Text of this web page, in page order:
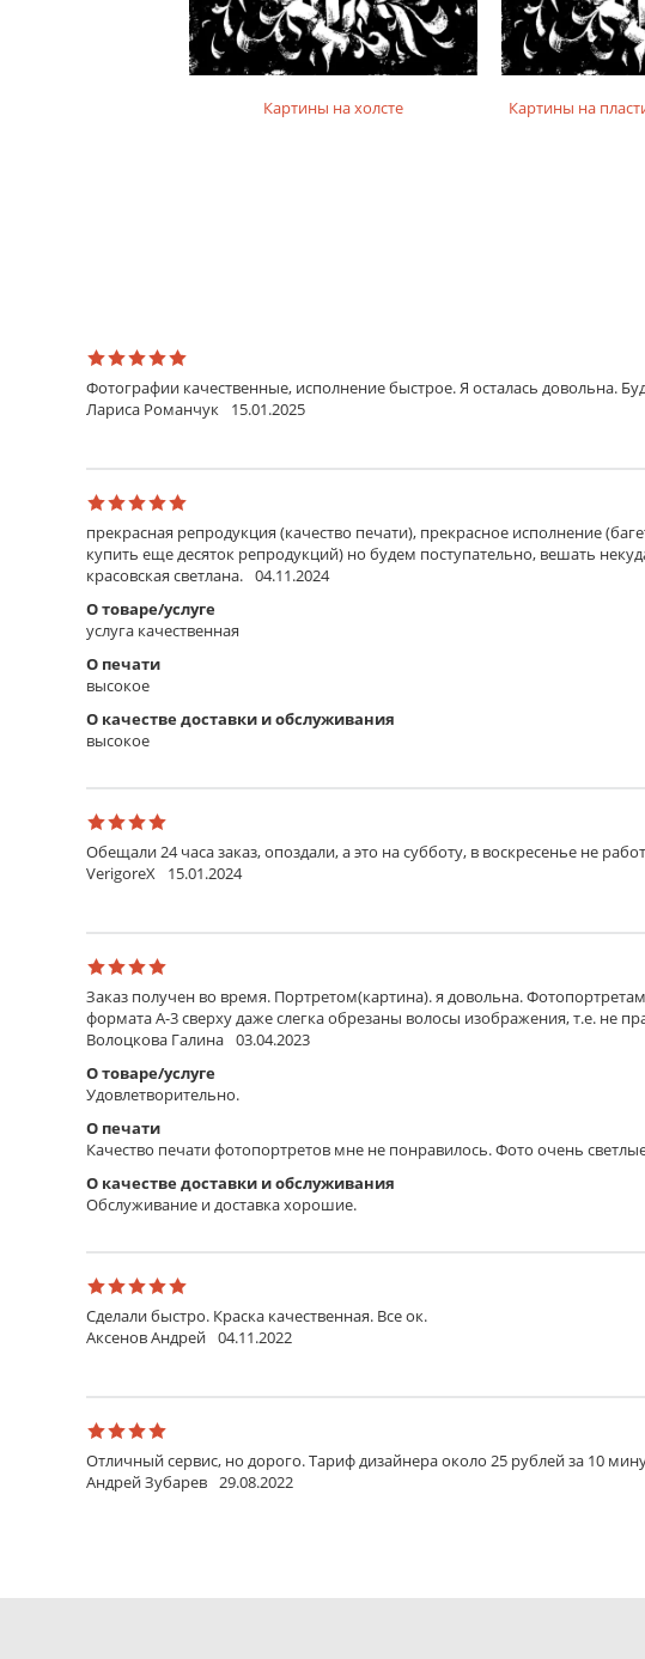
Картины на холсте Картины на
Фотографии качественные, исполнение быстрое. Я осталась довольна.
Лариса Романчук
15.01.2025
прекрасная репродукция (качество печати), прекрасное исполнение
купить еще десяток репродукций) но будем поступательно, вешать
красовская светлана. 04.11.2024
О товаре/услуге
услуга качественная
О печати
высокое
О качестве доставки и обслуживания
высокое
Обещали 24 часа заказ, опоздали, а это на субботу, в воскресенье не
VerigoreX
15.01.2024
Заказ получен во время. Портретом(картина). я довольна.
формата А-3 сверху даже слегка обрезаны волосы изображения, т.е. не
Волоцкова Галина 03.04.2023
О товаре/услуге
Удовлетворительно.
О печати
Качество печати фотопортретов мне не понравилось. Фото очень
О качестве доставки и обслуживания
Обслуживание и доставка хорошие.
Сделали быстро. Краска качественная. Все ок.
Аксенов Андрей 04.11.2022
Отличный сервис, но дорого. Тариф дизайнера около 25 рублей за 10
Андрей Зубарев 29.08.2022